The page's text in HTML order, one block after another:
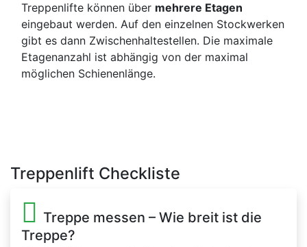
Treppenlifte können über mehrere Etagen
eingebaut werden. Auf den einzelnen Stockwerken
gibt es dann Zwischenhaltestellen. Die maximale
Etagenanzahl ist abhängig von der maximal
möglichen Schienenlänge.
Treppenlift Checkliste
Treppe messen – Wie breit ist die
Treppe?